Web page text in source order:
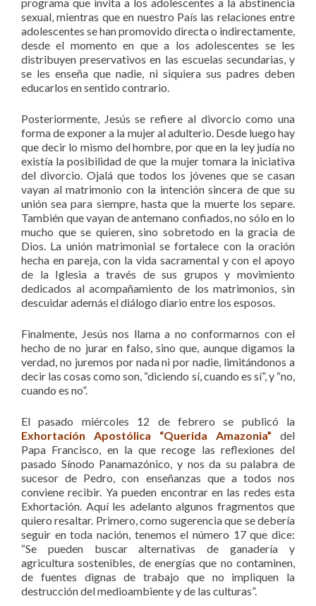
sexual, mientras que en nuestro País las relaciones entre
adolescentes se han promovido directa o indirectamente,
desde el momento en que a los adolescentes se les
distribuyen preservativos en las escuelas secundarias, y
se les enseña que nadie, ni siquiera sus padres deben
educarlos en sentido contrario.
Posteriormente, Jesús se refiere al divorcio como una
forma de exponer a la mujer al adulterio. Desde luego hay
que decir lo mismo del hombre, por que en la ley judía no
existía la posibilidad de que la mujer tomara la iniciativa
del divorcio. Ojalá que todos los jóvenes que se casan
vayan al matrimonio con la intención sincera de que su
unión sea para siempre, hasta que la muerte los separe.
También que vayan de antemano confiados, no sólo en lo
mucho que se quieren, sino sobretodo en la gracia de
Dios. La unión matrimonial se fortalece con la oración
hecha en pareja, con la vida sacramental y con el apoyo
de la Iglesia a través de sus grupos y movimiento
dedicados al acompañamiento de los matrimonios, sin
descuidar además el diálogo diario entre los esposos.
Finalmente, Jesús nos llama a no conformarnos con el
hecho de no jurar en falso, sino que, aunque digamos la
verdad, no juremos por nada ni por nadie, limitándonos a
decir las cosas como son, “diciendo sí, cuando es sí”, y “no,
cuando es no”.
El pasado miércoles 12 de febrero se publicó la
Exhortación Apostólica “Querida Amazonia” del
Papa Francisco, en la que recoge las reflexiones del
pasado Sínodo Panamazónico, y nos da su palabra de
sucesor de Pedro, con enseñanzas que a todos nos
conviene recibir. Ya pueden encontrar en las redes esta
Exhortación. Aquí les adelanto algunos fragmentos que
quiero resaltar. Primero, como sugerencia que se debería
seguir en toda nación, tenemos el número 17 que dice:
“Se pueden buscar alternativas de ganadería y
agricultura sostenibles, de energías que no contaminen,
de fuentes dignas de trabajo que no impliquen la
destrucción del medioambiente y de las culturas”.